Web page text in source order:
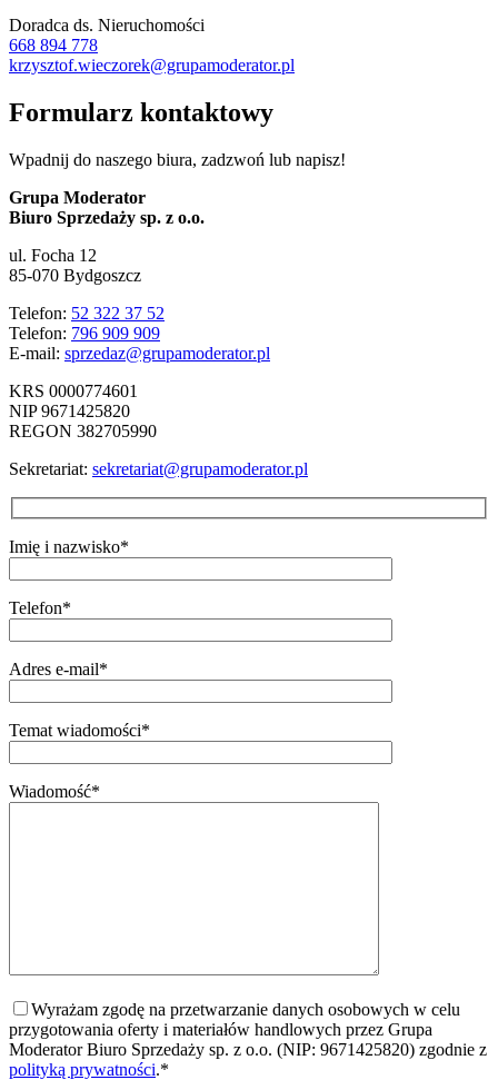
Doradca ds. Nieruchomości
668 894 778
krzysztof.wieczorek@grupamoderator.pl
Formularz kontaktowy
Wpadnij do naszego biura, zadzwoń lub napisz!
Grupa Moderator
Biuro Sprzedaży sp. z o.o.
ul. Focha 12
85-070 Bydgoszcz
Telefon: 52 322 37 52
Telefon: 796 909 909
E-mail: sprzedaz@grupamoderator.pl
KRS 0000774601
NIP 9671425820
REGON 382705990
Sekretariat: sekretariat@grupamoderator.pl
Imię i nazwisko*
Telefon*
Adres e-mail*
Temat wiadomości*
Wiadomość*
Wyrażam zgodę na przetwarzanie danych osobowych w celu
przygotowania oferty i materiałów handlowych przez Grupa
Moderator Biuro Sprzedaży sp. z o.o. (NIP: 9671425820) zgodnie z
polityką prywatności.*